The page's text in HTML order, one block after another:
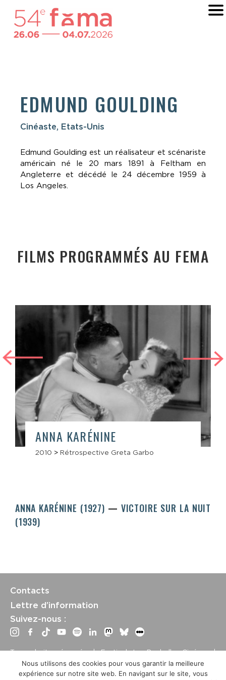
EDMUND GOULDING
Cinéaste, Etats-Unis
Edmund Goulding est un réalisateur et scénariste
américain né le 20 mars 1891 à Feltham en
Angleterre et décédé le 24 décembre 1959 à
Los Angeles.
FILMS PROGRAMMÉS AU FEMA
ANNA KARÉNINE
2010 > Rétrospective Greta Garbo
ANNA KARÉNINE (1927)
VICTOIRE SUR LA NUIT
(1939)
Contacts
Lettre d’information
Suivez-nous :
Tous droits réservés | Festival La Rochelle Cinéma |
International Film Festival – Mentions légales –Conditions
générales de vente
Nous utilisons des cookies pour vous garantir la meilleure
expérience sur notre site web. En navigant sur le site, vous